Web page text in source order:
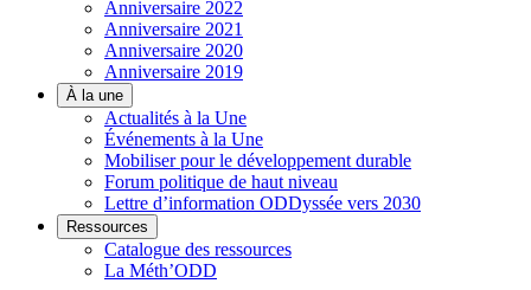
Anniversaire 2022
Anniversaire 2021
Anniversaire 2020
Anniversaire 2019
À la une
Actualités à la Une
Événements à la Une
Mobiliser pour le développement durable
Forum politique de haut niveau
Lettre d’information ODDyssée vers 2030
Ressources
Catalogue des ressources
La Méth’ODD